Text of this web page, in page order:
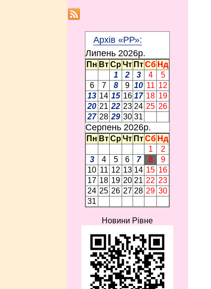
Архів «РР»:
Липень 2026p.
Пн ВтСрЧт ПтСб Нд
1
2 3 4
5
6
7 8 9 10 11 12
13 14 15 16 17 18 19
20 21 22 23 24 25 26
27 28 29 30 31
Серпень 2026p.
Пн ВтСрЧт ПтСб Нд
1
2
3
4 5 6 7 8
9
10 11 12 13 14 15 16
17 18 19 20 21 22 23
24 25 26 27 28 29 30
31
Новини Рівне